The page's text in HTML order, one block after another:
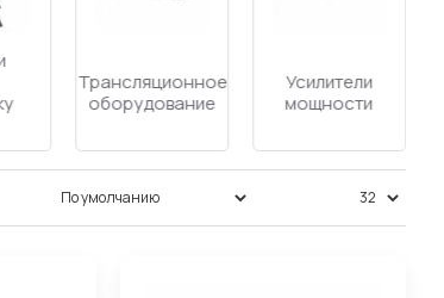
рэки,
чехлы
акустических
систем